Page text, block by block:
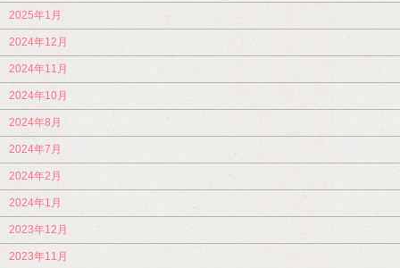
2025年1月
2024年12月
2024年11月
2024年10月
2024年8月
2024年7月
2024年2月
2024年1月
2023年12月
2023年11月